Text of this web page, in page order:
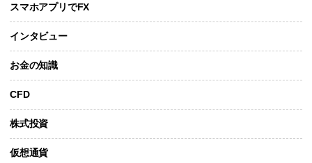
スマホアプリでFX
インタビュー
お金の知識
CFD
株式投資
仮想通貨